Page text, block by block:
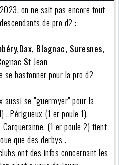
on ne sait pas encore tout
de pro d2 :
Blagnac, Suresnes,
ognac St Jean
se bastonner pour la pro d2
aussi se "guerroyer" pour la
, Périgueux (1 er poule 1),
(1 er poule 2) tient
que des derbys .
ont des infos concernant les